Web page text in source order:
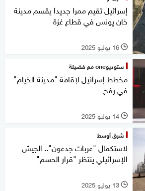
إسرائيل تقيم ممرا جديدا يقسم مدينة
خان يونس في قطاع غزة
l 16 يوليو 2025
ستوديوone مع فضيلة
مخطط إسرائيل لإقامة "مدينة الخيام"
في رفح
l 14 يوليو 2025
شرق أوسط
لاستكمال "عربات جدعون".. الجيش
الإسرائيلي ينتظر "قرار الحسم"
l 13 يوليو 2025